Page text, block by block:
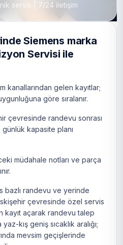
servis | 7/24 iletişim
Siemens marka
Servisi ile
kanallarından gelen kayıtlar;
göre sıralanır.
çevresinde randevu sonrası
kapasite planı
müdahale notları ve parça
bazlı randevu ve yerinde
çevresinde özel servis
kayıt açarak randevu talep
kış geniş sıcaklık aralığı;
mevsim geçişlerinde